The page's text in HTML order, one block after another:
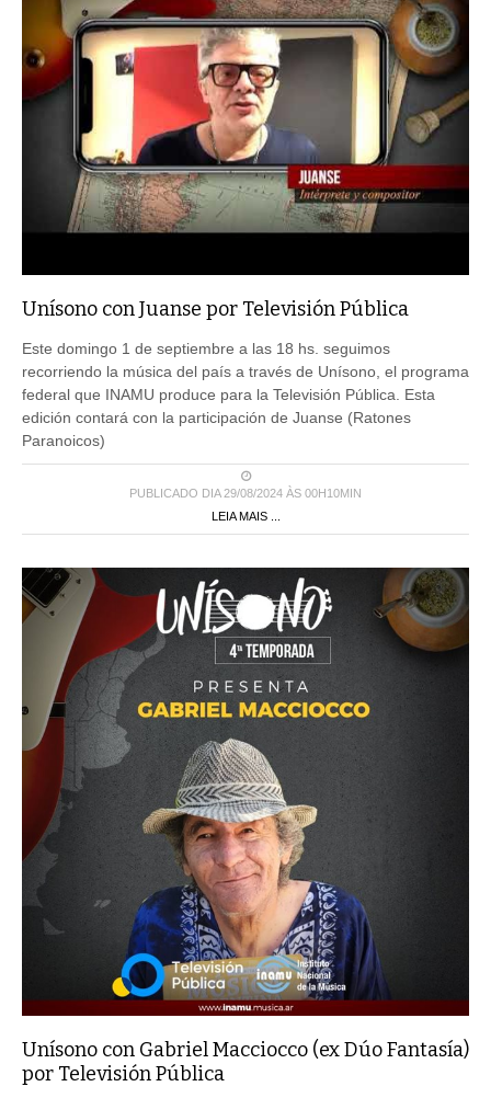
Unísono con Juanse por Televisión Pública
Este domingo 1 de septiembre a las 18 hs. seguimos
recorriendo la música del país a través de Unísono, el programa
federal que INAMU produce para la Televisión Pública. Esta
edición contará con la participación de Juanse (Ratones
Paranoicos)
PUBLICADO DIA 29/08/2024 ÀS 00H10MIN
LEIA MAIS ...
Unísono con Gabriel Macciocco (ex Dúo Fantasía)
por Televisión Pública